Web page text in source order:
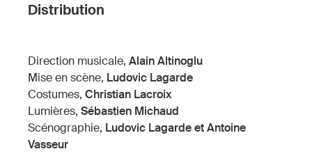
Distribution
Direction musicale, Alain Altinoglu
Mise en scène, Ludovic Lagarde
Costumes, Christian Lacroix
Lumières, Sébastien Michaud
Scénographie, Ludovic Lagarde et Antoine
Vasseur